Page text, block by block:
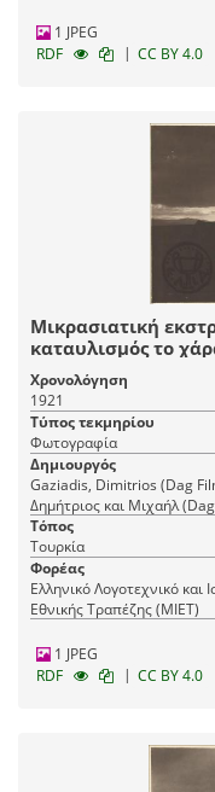
1 JPEG
RDF
| CC BY 4.0
Μικρασιατική
καταυλισμός το
Χρονολόγηση
1921
Τύπος τεκμηρίου
Φωτογραφία
Δημιουργός
Gaziadis, Dimitrios (Dag Films) Athens, 1 Mitropoleos Str.,
Τόπος
Τουρκία
Φορέας
Ελληνικό Λογοτεχνικό
Εθνικής Τραπέζης (ΜΙΕΤ)
1 JPEG
RDF
| CC BY 4.0